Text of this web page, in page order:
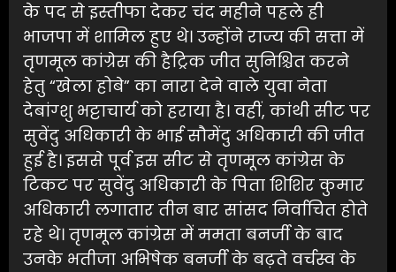
के पद से इस्तीफा देकर चंद महीने पहले ही
भाजपा में शामिल हुए थे। उन्होंने राज्य की सत्ता में
तृणमूल कांग्रेस की हैट्रिक जीत सुनिश्चित करने
हेतु “खेला होबे” का नारा देने वाले युवा नेता
देबांग्शु भट्टाचार्य को हराया है। वहीं, कांथी सीट पर
सुवेंदु अधिकारी के भाई सौमेंदु अधिकारी की जीत
हुई है। इससे पूर्व इस सीट से तृणमूल कांग्रेस के
टिकट पर सुवेंदु अधिकारी के पिता शिशिर कुमार
अधिकारी लगातार तीन बार सांसद निर्वाचित होते
रहे थे। तृणमूल कांग्रेस में ममता बनर्जी के बाद
उनके भतीजा अभिषेक बनर्जी के बढ़ते वर्चस्व के